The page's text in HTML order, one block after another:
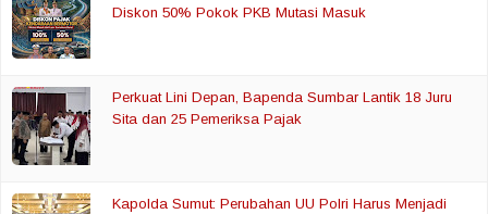
Diskon 50% Pokok PKB Mutasi Masuk
Perkuat Lini Depan, Bapenda Sumbar Lantik 18 Juru
Sita dan 25 Pemeriksa Pajak
Kapolda Sumut: Perubahan UU Polri Harus Menjadi